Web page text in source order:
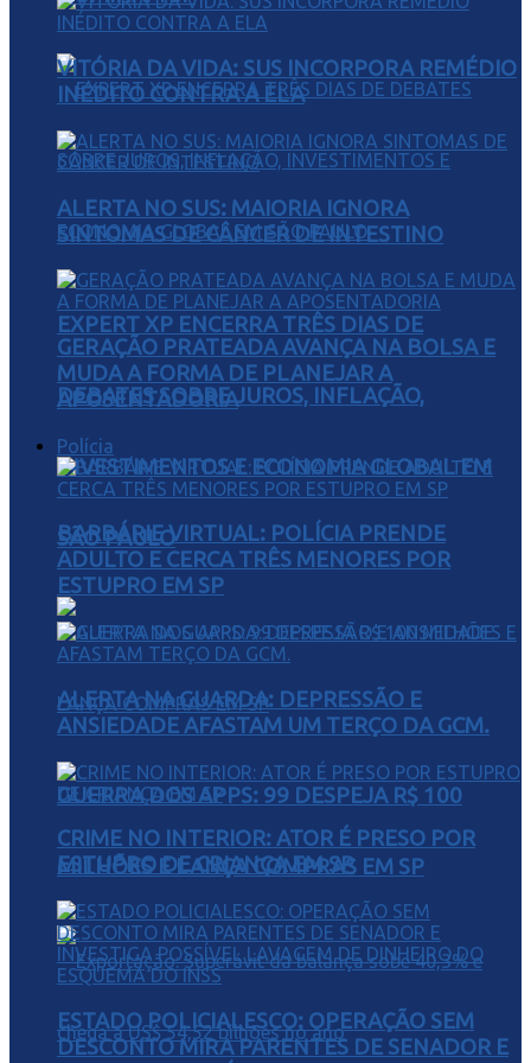
EXPERT XP ENCERRA TRÊS DIAS DE
DEBATES SOBRE JUROS, INFLAÇÃO,
INVESTIMENTOS E ECONOMIA GLOBAL EM
SÃO PAULO
GUERRA DOS APPS: 99 DESPEJA R$ 100
MILHÕES E LANÇA COMPRAS EM SP
VITÓRIA DA VIDA: SUS INCORPORA REMÉDIO
INÉDITO CONTRA A ELA
ALERTA NO SUS: MAIORIA IGNORA
SINTOMAS DE CÂNCER DE INTESTINO
GERAÇÃO PRATEADA AVANÇA NA BOLSA E
MUDA A FORMA DE PLANEJAR A
APOSENTADORIA
Polícia
BARBÁRIE VIRTUAL: POLÍCIA PRENDE
ADULTO E CERCA TRÊS MENORES POR
ESTUPRO EM SP
ALERTA NA GUARDA: DEPRESSÃO E
ANSIEDADE AFASTAM UM TERÇO DA GCM.
CRIME NO INTERIOR: ATOR É PRESO POR
ESTUPRO DE CRIANÇA EM SP
ESTADO POLICIALESCO: OPERAÇÃO SEM
DESCONTO MIRA PARENTES DE SENADOR E